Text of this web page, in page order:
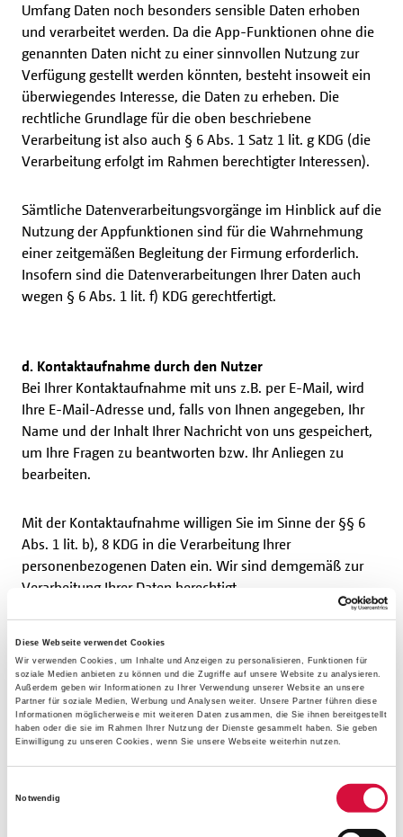
Diese Webseite verwendet Cookies
Wir verwenden Cookies, um Inhalte und Anzeigen zu personalisieren, Funktionen für
soziale Medien anbieten zu können und die Zugriffe auf unsere Website zu analysieren.
Außerdem geben wir Informationen zu Ihrer Verwendung unserer Website an unsere
Partner für soziale Medien, Werbung und Analysen weiter. Unsere Partner führen diese
Informationen möglicherweise mit weiteren Daten zusammen, die Sie ihnen bereitgestellt
haben oder die sie im Rahmen Ihrer Nutzung der Dienste gesammelt haben. Sie geben
Einwilligung zu unseren Cookies, wenn Sie unsere Webseite weiterhin nutzen.
Notwendig
Umfang Daten noch besonders sensible Daten erhoben
und verarbeitet werden. Da die App-Funktionen ohne die
genannten Daten nicht zu einer sinnvollen Nutzung zur
Verfügung gestellt werden könnten, besteht insoweit ein
überwiegendes Interesse, die Daten zu erheben. Die
rechtliche Grundlage für die oben beschriebene
Verarbeitung ist also auch § 6 Abs. 1 Satz 1 lit. g KDG (die
Verarbeitung erfolgt im Rahmen berechtigter Interessen).
Sämtliche Datenverarbeitungsvorgänge im Hinblick auf die
Nutzung der Appfunktionen sind für die Wahrnehmung
einer zeitgemäßen Begleitung der Firmung erforderlich.
Insofern sind die Datenverarbeitungen Ihrer Daten auch
wegen § 6 Abs. 1 lit. f) KDG gerechtfertigt.
d. Kontaktaufnahme durch den Nutzer
Bei Ihrer Kontaktaufnahme mit uns z.B. per E-Mail, wird
Ihre E-Mail-Adresse und, falls von Ihnen angegeben, Ihr
Name und der Inhalt Ihrer Nachricht von uns gespeichert,
um Ihre Fragen zu beantworten bzw. Ihr Anliegen zu
bearbeiten.
Mit der Kontaktaufnahme willigen Sie im Sinne der §§ 6
Abs. 1 lit. b), 8 KDG in die Verarbeitung Ihrer
personenbezogenen Daten ein. Wir sind demgemäß zur
Verarbeitung Ihrer Daten berechtigt.
Die von Ihnen im Wege der Kontaktaufnahme mitgeteilten
personenbezogenen Daten verarbeiten wir für unsere
Aufgabe, die zeitgemäße Begleitung Ihrer Firmung.
Insofern sind die Datenverarbeitungen Ihrer Daten auch
wegen § 6 Abs. 1 lit. f) KDG gerechtfertigt.
Wir haben zuletzt auch ein berechtigtes Interesse daran,
auf Kontaktaufnahmen unserer App-Nutzer zu reagieren,